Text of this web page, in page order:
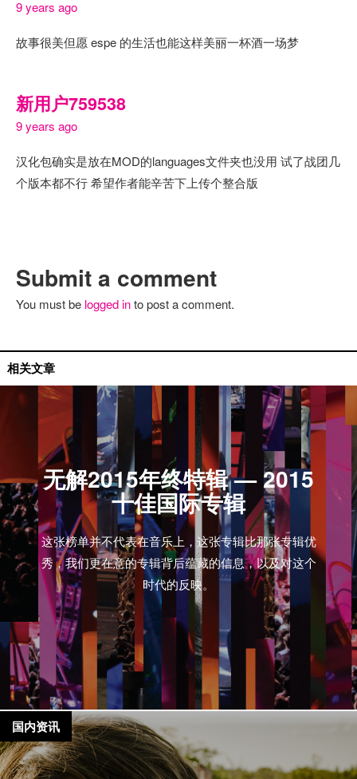
9 years ago
故事很美但愿 espe 的生活也能这样美丽一杯酒一场梦
新用户759538
9 years ago
汉化包确实是放在MOD的languages文件夹也没用 试了战团几
个版本都不行 希望作者能辛苦下上传个整合版
Submit a comment
You must be logged into post a comment.
相关文章
无解2015年终特辑 — 2015
十佳国际专辑
这张榜单并不代表在音乐上，这张专辑比那张专辑优
秀，我们更在意的专辑背后蕴藏的信息，以及对这个
时代的反映。
无解专题
国内资讯